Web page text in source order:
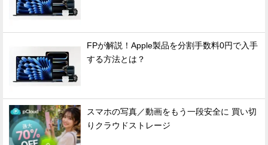
FPが解説！Apple製品を分割手数料0円で入手
する方法とは？
スマホの写真／動画をもう一段安全に 買い切
りクラウドストレージ